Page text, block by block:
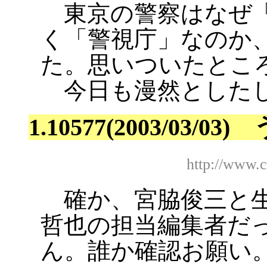
東京の警察はなぜ
く「警視庁」なのか
た。思いついたとこ
今日も漫然とした
1.10577(2003/03/03)
http://
確か、宮脇俊三と
哲也の担当編集者だ
ん。誰か確認お願い